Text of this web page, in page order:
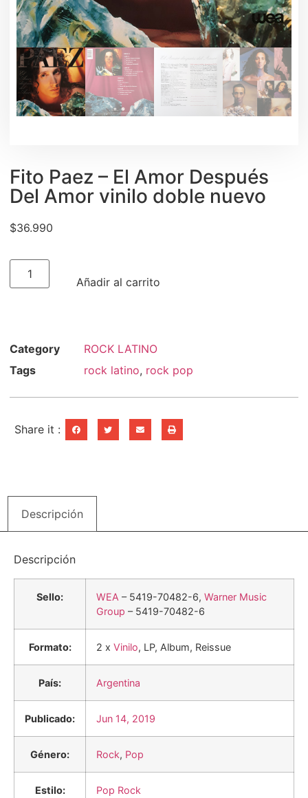
Fito Paez ‎– El Amor Después
Del Amor vinilo doble nuevo
$36.990
Añadir al carrito
Category
ROCK LATINO
Tags
rock latino, rock pop
Share it :
Descripción
Descripción
Sello: WEA – 5419-70482-6, Warner Music
Group – 5419-70482-6
Formato: 2 x Vinilo, LP, Album, Reissue
País: Argentina
Publicado: Jun 14, 2019
Género: Rock, Pop
Estilo: Pop Rock